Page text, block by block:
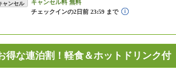
ャンセル
得な連泊割！軽食＆ホットドリンク付